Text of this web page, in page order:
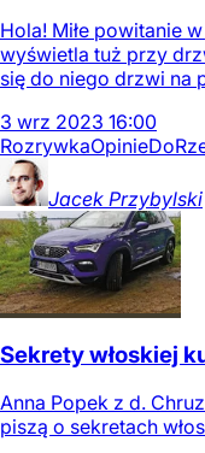
Hola! Miłe powitanie
wyświetla tuż przy
się do niego drzwi na
3 wrz 2023 16:00
RozrywkaOpinie
Jacek Przybylski
Sekrety włoskiej
Anna Popek z d.
piszą o sekretach